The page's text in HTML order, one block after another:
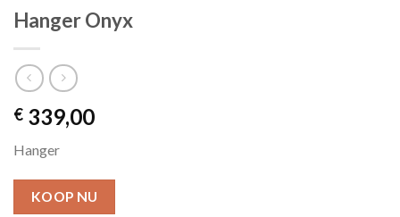
Hanger Onyx
€ 339,00
Hanger
KOOP NU